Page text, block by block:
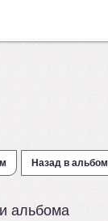
Назад в альбом
альбома